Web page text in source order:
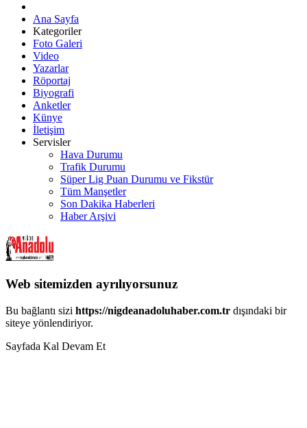
Ana Sayfa
Kategoriler
Foto Galeri
Video
Yazarlar
Röportaj
Biyografi
Anketler
Künye
İletişim
Servisler
Hava Durumu
Trafik Durumu
Süper Lig Puan Durumu ve Fikstür
Tüm Manşetler
Son Dakika Haberleri
Haber Arşivi
Web sitemizden ayrılıyorsunuz
Bu bağlantı sizi https://nigdeanadoluhaber.com.tr dışındaki bir
siteye yönlendiriyor.
Sayfada Kal Devam Et